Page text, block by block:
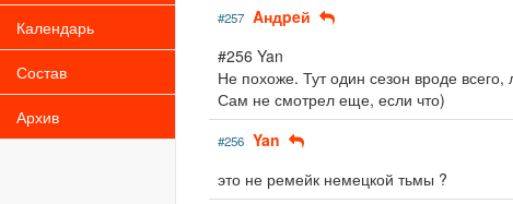
Календарь
Состав
Архив
#257 Aндpeй
#256 Yan
Не похоже. Тут один сезон вроде всего,
Сам не смотрел еще, если что)
#256 Yan
это не ремейк немецкой тьмы ?